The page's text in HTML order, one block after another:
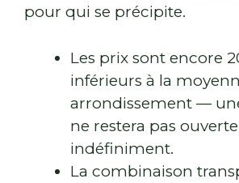
pour qui se précipite.
Les prix sont encore
inférieurs à la
arrondissement —
ne restera pas ouverte
indéfiniment.
La combinaison